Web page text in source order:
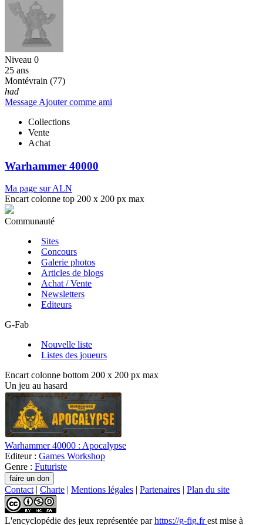
Niveau 0
25 ans
Montévrain (77)
had
Message Ajouter comme ami
Collections
Vente
Achat
Warhammer 40000
Ma page sur ALN
Encart colonne top 200 x 200 px max
Communauté
Sites
Concours
Galerie photos
Articles de blogs
Achat / Vente
Newsletters
Editeurs
G-Fab
Nouvelle liste
Listes des joueurs
Encart colonne bottom 200 x 200 px max
Un jeu au hasard
Warhammer 40000 : Apocalypse
Editeur : Games Workshop
Genre : Futuriste
Contact | Charte | Mentions légales | Partenaires | Plan du site
L'encyclopédie des jeux représentée parhttps://g-fig.frest mise à